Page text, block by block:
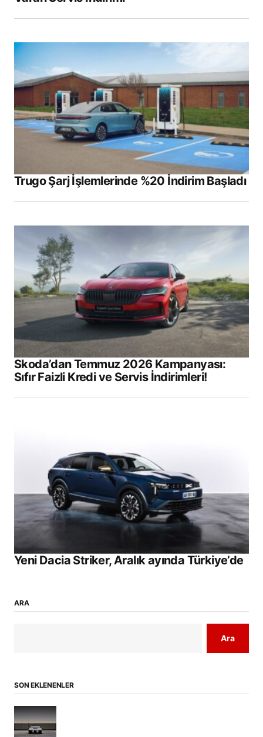
Trugo Şarj İşlemlerinde %20 İndirim Başladı
Skoda’dan Temmuz 2026 Kampanyası:
Sıfır Faizli Kredi ve Servis İndirimleri!
Yeni Dacia Striker, Aralık ayında Türkiye’de
ARA
Ara
SON EKLENENLER